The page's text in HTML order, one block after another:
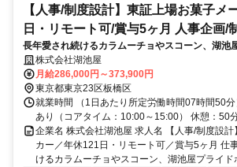
【人事/制度設計】東証上場お菓子メ
日・リモート可/賞与5ヶ月 人事企画/
長年愛され続けるカラムーチョやスコーン、湖池
の人気スナック製品を取り扱う当社にて、人事制
任せします。将来的には管理職としてのご活躍も
株式会社湖池屋
月給286,000円～373,900円
東京都東京23区板橋区
就業時間 （1日あたり所定労働時間07時間50
あり（コアタイム：10:00～15:00） 休憩：50
企業名 株式会社湖池屋 求人名 【人事/制度設
カー／年休121日・リモート可／賞与5ヶ月 仕
けるカラムーチョやスコーン、湖池屋プライ